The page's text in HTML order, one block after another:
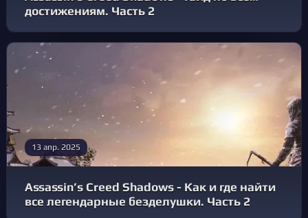
достижениям. Часть 2
13 апр. 2025
Assassin’s Creed Shadows - Как и где найти
все легендарные безделушки. Часть 2